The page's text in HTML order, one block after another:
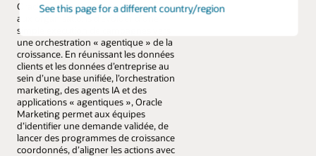
See this page for a different country/region
Oracle Fusion Cloud Marketing permet
aux organisations d’évoluer d’une
simple exécution de campagnes vers
une orchestration « agentique » de la
croissance. En réunissant les données
clients et les données d’entreprise au
sein d’une base unifiée, l’orchestration
marketing, des agents IA et des
applications « agentiques », Oracle
Marketing permet aux équipes
d’identifier une demande validée, de
lancer des programmes de croissance
coordonnés, d’aligner les actions avec